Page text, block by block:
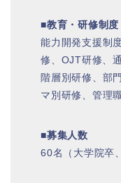
■教育・研修制度
能力開発支援制
修、OJT研修、
階層別研修、部
マ別研修、管理
■募集人数
60名（大学院卒